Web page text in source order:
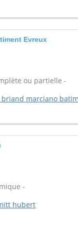
Evreux
ou partielle -
briand marciano
-
hubert